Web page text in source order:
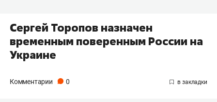
Сергей Торопов назначен
временным поверенным России на
Украине
Комментарии 0